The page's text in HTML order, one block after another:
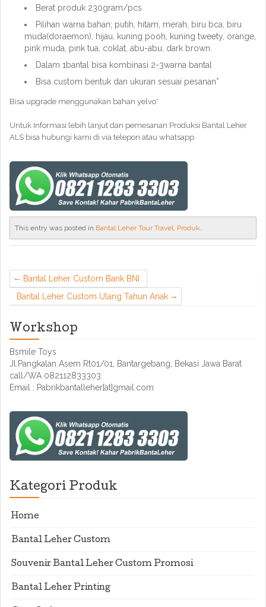
Berat produk 230gram/pcs
Pilihan warna bahan; putih, hitam, merah, biru bca, biru
muda(doraemon), hijau, kuning pooh, kuning tweety, orange,
pink muda, pink tua, coklat, abu-abu, dark brown.
Dalam 1bantal bisa kombinasi 2-3warna bantal
Bisa custom bentuk dan ukuran sesuai pesanan*
Bisa upgrade menggunakan bahan yelvo*
Untuk Informasi lebih lanjut dan pemesanan Produksi Bantal Leher
ALS bisa hubungi kami di via telepon atau whatsapp
This entry was posted in Bantal Leher Tour Travel, Produk.
Bantal Leher Custom Bank BNI
Bantal Leher Custom Ulang Tahun Anak
Workshop
Bsmile Toys
Jl.Pangkalan Asem Rt01/01, Bantargebang, Bekasi Jawa Barat
call/WA 082112833303
Email : Pabrikbantalleher[at]gmail.com
Kategori Produk
Home
Bantal Leher Custom
Souvenir Bantal Leher Custom Promosi
Bantal Leher Printing